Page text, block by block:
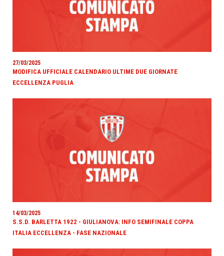
27/03/2025
MODIFICA UFFICIALE CALENDARIO ULTIME DUE GIORNATE
ECCELLENZA PUGLIA
14/03/2025
S.S.D. BARLETTA 1922 - GIULIANOVA: INFO SEMIFINALE COPPA
ITALIA ECCELLENZA - FASE NAZIONALE